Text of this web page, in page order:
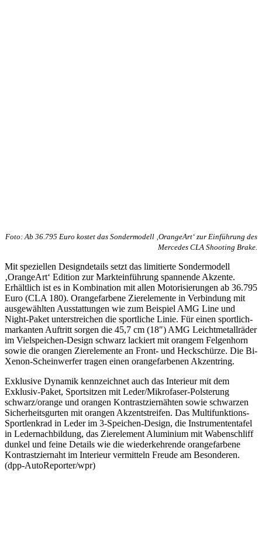
Foto: Ab 36.795 Euro kostet das Sondermodell ‚OrangeArt‘ zur Einführung des
Mercedes CLA Shooting Brake.
Mit speziellen Designdetails setzt das limitierte Sondermodell
‚OrangeArt‘ Edition zur Markteinführung spannende Akzente.
Erhältlich ist es in Kombination mit allen Motorisierungen ab 36.795
Euro (CLA 180). Orangefarbene Zierelemente in Verbindung mit
ausgewählten Ausstattungen wie zum Beispiel AMG Line und
Night-Paket unterstreichen die sportliche Linie. Für einen sportlich-
markanten Auftritt sorgen die 45,7 cm (18″) AMG Leichtmetallräder
im Vielspeichen-Design schwarz lackiert mit orangem Felgenhorn
sowie die orangen Zierelemente an Front- und Heckschürze. Die Bi-
Xenon-Scheinwerfer tragen einen orangefarbenen Akzentring.
Exklusive Dynamik kennzeichnet auch das Interieur mit dem
Exklusiv-Paket, Sportsitzen mit Leder/Mikrofaser-Polsterung
schwarz/orange und orangen Kontrastziernähten sowie schwarzen
Sicherheitsgurten mit orangen Akzentstreifen. Das Multifunktions-
Sportlenkrad in Leder im 3-Speichen-Design, die Instrumententafel
in Ledernachbildung, das Zierelement Aluminium mit Wabenschliff
dunkel und feine Details wie die wiederkehrende orangefarbene
Kontrastziernaht im Interieur vermitteln Freude am Besonderen.
(dpp-AutoReporter/wpr)